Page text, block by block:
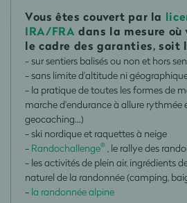
Vous êtes couvert par la
IRA/FRA dans la mesure où
le cadre des garanties, soit
- sur sentiers balisés ou non et hors
- sans limite d'altitude ni
- la pratique de toutes les formes de
marche d'endurance à allure rythmée
geocaching...)
- ski nordique et raquettes à neige
- Randochallenge® , le rallye des
- les activités de plein air, ingrédients
naturel de la randonnée (camping,
- la randonnée alpine